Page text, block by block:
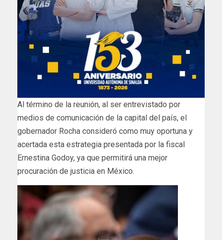
Al término de la reunión, al ser entrevistado por
medios de comunicación de la capital del país, el
gobernador Rocha consideró como muy oportuna y
acertada esta estrategia presentada por la fiscal
Ernestina Godoy, ya que permitirá una mejor
procuración de justicia en México.